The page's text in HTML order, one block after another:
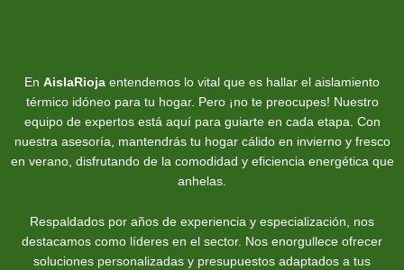
En AislaRioja entendemos lo vital que es hallar el aislamiento
térmico idóneo para tu hogar. Pero ¡no te preocupes! Nuestro
equipo de expertos está aquí para guiarte en cada etapa. Con
nuestra asesoría, mantendrás tu hogar cálido en invierno y fresco
en verano, disfrutando de la comodidad y eficiencia energética que
anhelas.
Respaldados por años de experiencia y especialización, nos
destacamos como líderes en el sector. Nos enorgullece ofrecer
soluciones personalizadas y presupuestos adaptados a tus